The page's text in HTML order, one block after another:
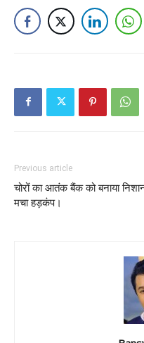
Previous article
चोरों का आतंक बैंक को बनाया
मचा हड़कंप।